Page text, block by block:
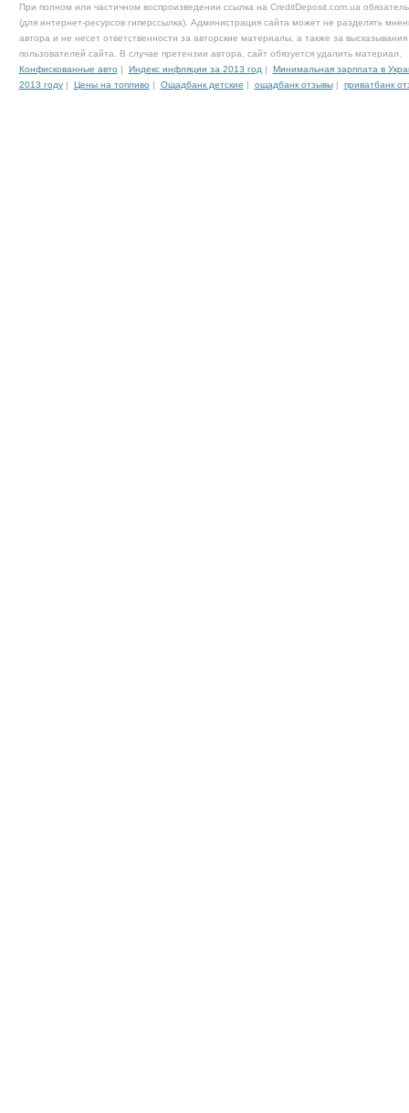
При полном или частичном воспроизведении ссылка на CreditDeposit.com.ua
(для интернет-ресурсов гиперссылка). Администрация сайта может не разделять
автора и не несет ответственности за авторские материалы, а также за высказывания
пользователей сайта. В случае претензии автора, сайт обязуется удалить материал.
Конфискованные авто | Индекс инфляции за 2013 год | Минимальная зарплата в
2013 году| Цены на топливо | Ощадбанк детские | ощадбанк отзывы| приватбанк